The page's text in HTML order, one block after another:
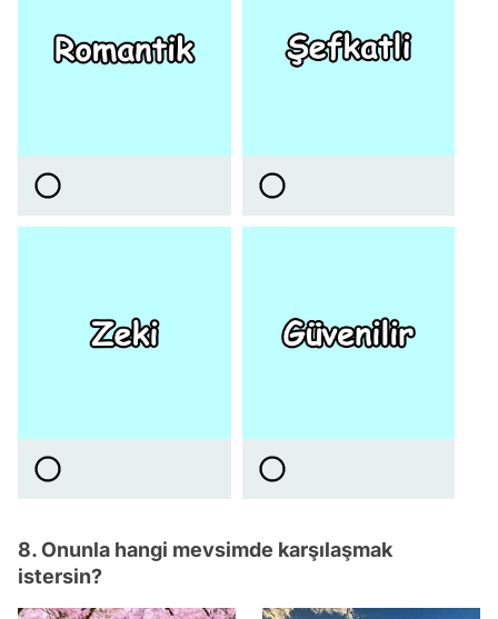
8. Onunla hangi mevsimde karşılaşmak
istersin?